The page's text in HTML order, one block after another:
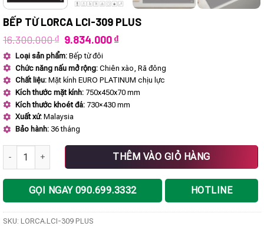
BẾP TỪ LORCA LCI-309 PLUS
16.300.000₫ Giá
gốc
là:
16.300.000 ₫.
9.834.000₫Giá
là:
9.834.000 ₫.
Loại sản phẩm: Bếp từ đôi
Chức năng nấu mở rộng: Chiên xào, Rã đông
Chất liệu: Mặt kính EURO PLATINUM chịu lực
Kích thước mặt kính: 750x450x70 mm
Kích thước khoét đá: 730×430 mm
Xuất xứ: Malaysia
Bảo hành: 36 tháng
Bếp từ LORCA LCI-309 PLUS số lượngTHÊM VÀO GIỎ HÀNG
GỌI NGAY 090.699.3332 HOTLINE
SKU: LORCA.LCI-309 PLUS